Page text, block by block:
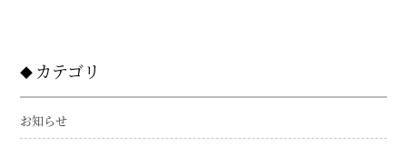
カテゴリ
お知らせ